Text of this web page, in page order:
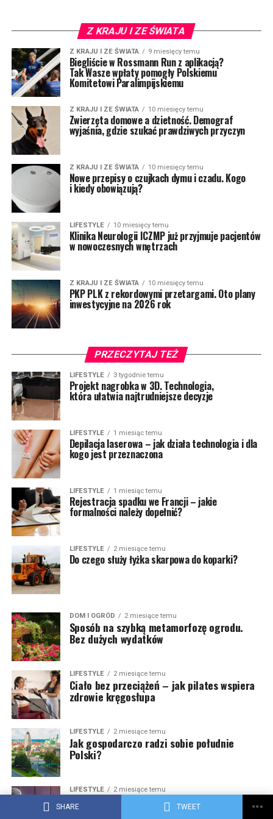
SHARE TWEET
Z KRAJU I ZE ŚWIATA
Z KRAJU I ZE ŚWIATA 9 miesięcy temu
Biegliście w Rossmann Run z aplikacją?
Tak Wasze wpłaty pomogły Polskiemu
Komitetowi Paralimpijskiemu
Z KRAJU I ZE ŚWIATA 10 miesięcy temu
Zwierzęta domowe a dzietność. Demograf
wyjaśnia, gdzie szukać prawdziwych przyczyn
Z KRAJU I ZE ŚWIATA 10 miesięcy temu
Nowe przepisy o czujkach dymu i czadu. Kogo
i kiedy obowiązują?
LIFESTYLE 10 miesięcy temu
Klinika Neurologii ICZMP już przyjmuje pacjentów
w nowoczesnych wnętrzach
Z KRAJU I ZE ŚWIATA 10 miesięcy temu
PKP PLK z rekordowymi przetargami. Oto plany
inwestycyjne na 2026 rok
PRZECZYTAJ TEŻ
LIFESTYLE 3 tygodnie temu
Projekt nagrobka w 3D. Technologia,
która ułatwia najtrudniejsze decyzje
LIFESTYLE 1 miesiąc temu
Depilacja laserowa – jak działa technologia i dla
kogo jest przeznaczona
LIFESTYLE 1 miesiąc temu
Rejestracja spadku we Francji – jakie
formalności należy dopełnić?
LIFESTYLE 2 miesiące temu
Do czego służy łyżka skarpowa do koparki?
DOM I OGRÓD 2 miesiące temu
Sposób na szybką metamorfozę ogrodu.
Bez dużych wydatków
LIFESTYLE 2 miesiące temu
Ciało bez przeciążeń – jak pilates wspiera
zdrowie kręgosłupa
LIFESTYLE 2 miesiące temu
Jak gospodarczo radzi sobie południe
Polski?
LIFESTYLE 2 miesiące temu
Liderzy AI na świecie – które firmy
wyznaczają kierunek rozwoju sztucznej